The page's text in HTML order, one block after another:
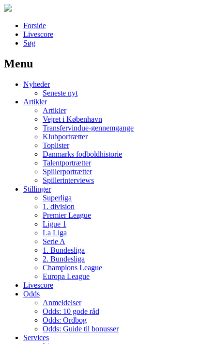
Forside
Livescore
Søg
Наши партнеры
лучшие займы
Menu
Nyheder
Seneste nyt
Artikler
Artikler
Vejret i København
Transfervindue-gennemgange
Klubportrætter
Toplister
Danmarks fodboldhistorie
Talentportrætter
Spillerportrætter
Spillerinterviews
Stillinger
Superliga
1. division
Premier League
Ligue 1
La Liga
Serie A
1. Bundesliga
2. Bundesliga
Champions League
Europa League
Livescore
Odds
Anmeldelser
Odds: 10 gode råd
Odds: Ordbog
Odds: Guide til bonusser
Services